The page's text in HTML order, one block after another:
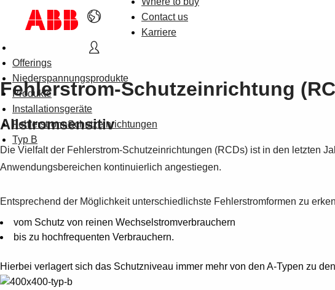
Contact us
Karriere
Offerings
Niederspannungsprodukte
Produkte
Installationsgeräte
Fehlerstrom-Schutzeinrichtungen
Typ B
Fehlerstrom-Schutzeinrichtung
Allstromsensitiv
Die Vielfalt der Fehlerstrom-Schutzeinrichtungen (RCDs) ist in den letzten
Anwendungsbereichen kontinuierlich angestiegen.
Entsprechend der Möglichkeit unterschiedlichste Fehlerstromformen zu
vom Schutz von reinen Wechselstromverbrauchern
bis zu hochfrequenten Verbrauchern.
Hierbei verlagert sich das Schutzniveau immer mehr von den A-Typen zu